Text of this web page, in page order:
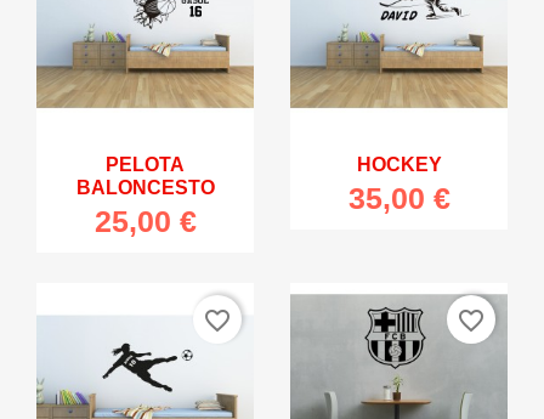
PELOTA
BALONCESTO
25,00 €
HOCKEY
35,00 €
favorite_border favorite_border